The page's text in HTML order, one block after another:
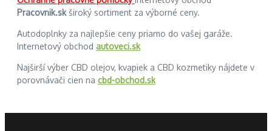
Pracovnik.skširoký sortiment za výborné ceny.
Autodoplnky za najlepšie ceny priamo do vašej garáže.
Internetový obchod autoveci.sk
Najširší výber CBD olejov, kvapiek a CBD kozmetiky nájdete v
porovnávači cien na cbd-obchod.sk